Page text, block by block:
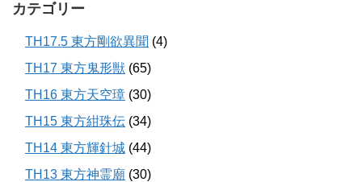
カテゴリー
TH17.5 東方剛欲異聞 (4)
TH17 東方鬼形獣 (65)
TH16 東方天空璋 (30)
TH15 東方紺珠伝 (34)
TH14 東方輝針城 (44)
TH13 東方神霊廟 (30)